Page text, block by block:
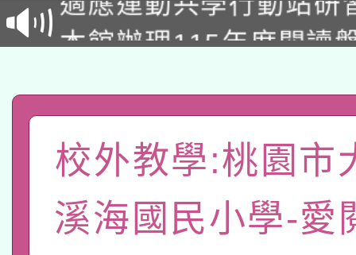
招)
本館辦理115年度閱讀
礎課程
A3數位素養講師名單
「數位內容與教學軟體
pilot」
有關大陸委員會函釋公
薪期間赴陸應申請許可
轉知經濟部水利署委託
校外教學:桃園市
溪海國民小學-愛